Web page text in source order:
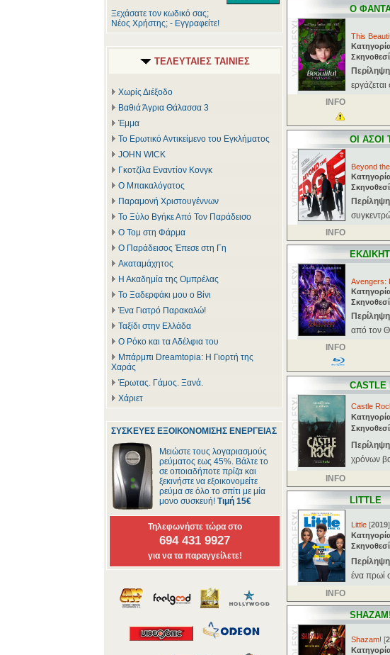
Ξεχάσατε τον κωδικό σας;
Νέος Χρήστης; - Εγγραφείτε!
ΤΕΛΕΥΤΑΙΕΣ ΤΑΙΝΙΕΣ
Χωρίς Διέξοδο
Βαθιά Άγρια Θάλασσα 3
Έμμα
Το Ερωτικό Αντικείμενο του Εγκλήματος
JOHN WICK
Γκοτζίλα Εναντίον Κονγκ
Ο Μπακαλόγατος
Παραμονή Χριστουγέννων
Το Ξύλο Βγήκε Από Τον Παράδεισο
Ο Τομ στη Φάρμα
Ο Παράδεισος Έπεσε στη Γη
Ακαταμάχητος
Η Ακαδημία της Ομπρέλας
Το Ξαδερφάκι μου ο Βίνι
Ένα Γιατρό Παρακαλώ!
Ταξίδι στην Ελλάδα
Ο Ρόκο και τα Αδέλφια του
Μπάρμπι Dreamtopia: Η Γιορτή της
Χαράς
Έρωτας. Γάμος. Ξανά.
Χάριετ
ΣΥΣΚΕΥΕΣ ΕΞΟΙΚΟΝΟΜΙΣΗΣ ΕΝΕΡΓΕΙΑΣ
Μειώστε τους λογαριασμούς
ρεύματος εως 45%. Βάλτε το
σε οποιαδήποτε πρίζα και
ξεκινήστε να εξοικονομείτε
ρεύμα σε όλο το σπίτι με μία
μονο συσκευή! Τιμή 15€
Τηλεφωνήστε τώρα στο
694 431 9927
για να τα παραγγείλετε!
Ο
This
INFO
ΟΙ ΑΣΟΙ
Beyond
INFO
Avengers:
από τον
INFO
CASTLE
Castle
χρόνων
INFO
LITTLE
Little [2019]
ένα πρωί
INFO
Shazam! [